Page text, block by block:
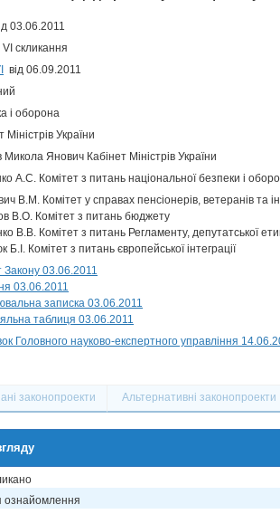
03.06.2011
VI скликання
від 06.09.2011
і оборона
Міністрів України
Янович Кабінет Міністрів України
А.С. Комітет з питань національної безпеки і
В.М. Комітет у справах пенсіонерів, ветеранів та
В.О. Комітет з питань бюджету
В.В. Комітет з питань Регламенту, депутатської
Б.І. Комітет з питань європейської інтеграції
Закону 03.06.2011
03.06.2011
записка 03.06.2011
таблиця 03.06.2011
Головного науково-експертного управління
законопроекти Альтернативні законопроекти
ознайомлення